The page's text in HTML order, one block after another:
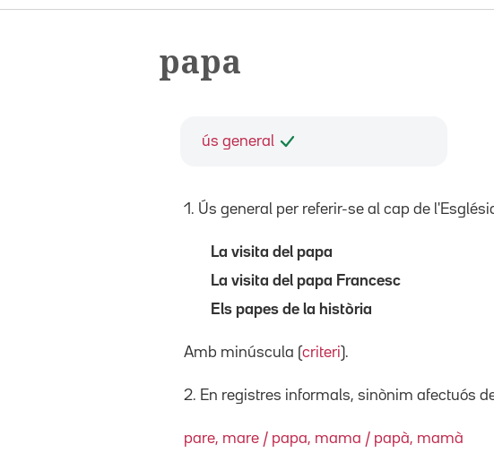
papa
ús general
1. Ús general per referir-se al cap de
La visita del papa
La visita del papa Francesc
Els papes de la història
Amb minúscula (criteri).
2. En registres informals, sinònim afectuós
pare, mare / papa, mama / papà, mamà